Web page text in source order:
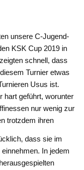
unsere C-Jugend-
KSK Cup 2019 in
schnell, dass
Turnier etwas
Usus ist.
hart geführt, worunter
nur wenig zur
trotzdem ihren
dass sie im
In jedem